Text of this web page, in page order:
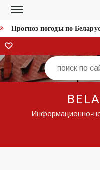
Перейти
содержимому
Прогноз погоды по
ВКонтакте
Поиск
Информационно-